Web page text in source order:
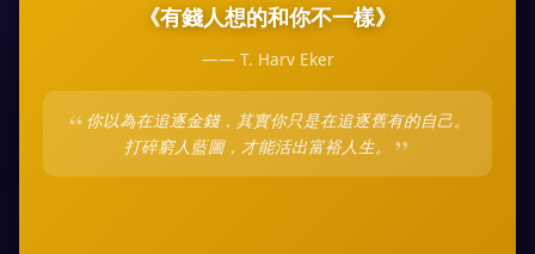
《有錢人想的和你不一樣》
—— T. Harv Eker
“ 你以為在追逐金錢，其實你只是在追逐舊有的自己。
打碎窮人藍圖，才能活出富裕人生。
”